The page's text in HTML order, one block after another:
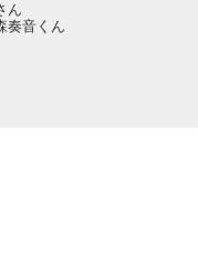
ん
奏音くん